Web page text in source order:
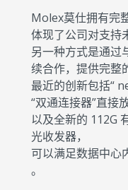
Molex莫仕拥有完
体现了公司对支持
另一种方式是通过
续合作，提供完整
最近的创新包括“
“双通连接器”直接
以及全新的 112G
光收发器，
可以满足数据中心
。